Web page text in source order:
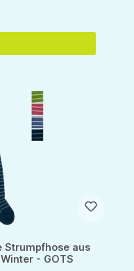
Strumpfhose aus
- GOTS